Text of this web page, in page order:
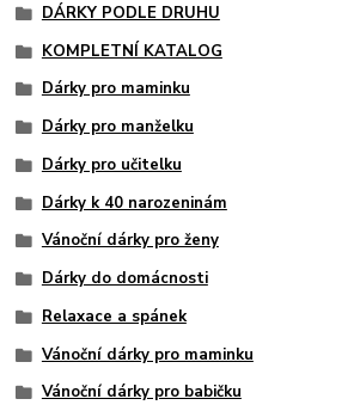
DÁRKY PODLE DRUHU
KOMPLETNÍ KATALOG
Dárky pro maminku
Dárky pro manželku
Dárky pro učitelku
Dárky k 40 narozeninám
Vánoční dárky pro ženy
Dárky do domácnosti
Relaxace a spánek
Vánoční dárky pro maminku
Vánoční dárky pro babičku